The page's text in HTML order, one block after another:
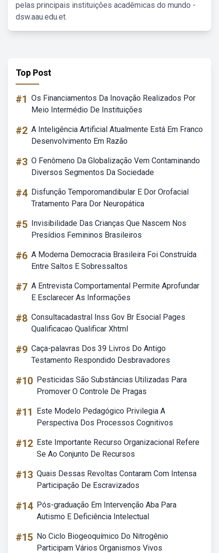
pelas principais instituições acadêmicas do mundo -
dsw.aau.edu.et.
Top Post
#1 Os Financiamentos Da Inovação Realizados Por
Meio Intermédio De Instituições
#2 A Inteligência Artificial Atualmente Está Em Franco
Desenvolvimento Em Razão
#3 O Fenômeno Da Globalização Vem Contaminando
Diversos Segmentos Da Sociedade
#4 Disfunção Temporomandibular E Dor Orofacial
Tratamento Para Dor Neuropática
#5 Invisibilidade Das Crianças Que Nascem Nos
Presídios Femininos Brasileiros
#6 A Moderna Democracia Brasileira Foi Construída
Entre Saltos E Sobressaltos
#7 A Entrevista Comportamental Permite Aprofundar
E Esclarecer As Informações
#8 Consultacadastral Inss Gov Br Esocial Pages
Qualificacao Qualificar Xhtml
#9 Caça-palavras Dos 39 Livros Do Antigo
Testamento Respondido Desbravadores
#10 Pesticidas São Substâncias Utilizadas Para
Promover O Controle De Pragas
#11
Este Modelo Pedagógico Privilegia A
Perspectiva Dos Processos Cognitivos
#12 Este Importante Recurso Organizacional Refere
Se Ao Conjunto De Recursos
#13 Quais Dessas Revoltas Contaram Com Intensa
Participação De Escravizados
#14 Pós-graduação Em Intervenção Aba Para
Autismo E Deficiência Intelectual
#15 No Ciclo Biogeoquímico Do Nitrogênio
Participam Vários Organismos Vivos